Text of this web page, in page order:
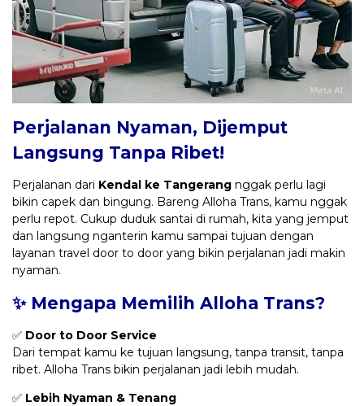
Perjalanan Nyaman, Dijemput
Langsung Tanpa Ribet!
Perjalanan dari Kendal ke Tangerang nggak perlu lagi
bikin capek dan bingung. Bareng Alloha Trans, kamu nggak
perlu repot. Cukup duduk santai di rumah, kita yang jemput
dan langsung nganterin kamu sampai tujuan dengan
layanan travel door to door yang bikin perjalanan jadi makin
nyaman.
✨ Mengapa Memilih Alloha Trans?
✅ Door to Door Service
Dari tempat kamu ke tujuan langsung, tanpa transit, tanpa
ribet. Alloha Trans bikin perjalanan jadi lebih mudah.
✅ Lebih Nyaman & Tenang